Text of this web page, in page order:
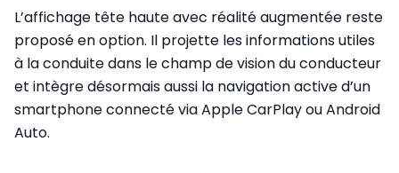
L’affichage tête haute avec réalité augmentée reste
proposé en option. Il projette les informations utiles
à la conduite dans le champ de vision du conducteur
et intègre désormais aussi la navigation active d’un
smartphone connecté via Apple CarPlay ou Android
Auto.